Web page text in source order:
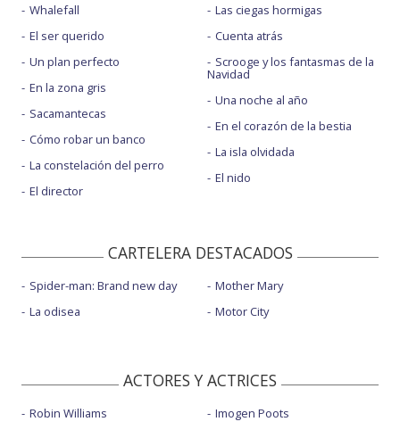
Whalefall
El ser querido
Un plan perfecto
En la zona gris
Sacamantecas
Cómo robar un banco
La constelación del perro
El director
Las ciegas hormigas
Cuenta atrás
Scrooge y los fantasmas de la
Navidad
Una noche al año
En el corazón de la bestia
La isla olvidada
El nido
CARTELERA DESTACADOS
Spider-man: Brand new day
La odisea
Mother Mary
Motor City
ACTORES Y ACTRICES
Robin Williams
Imogen Poots